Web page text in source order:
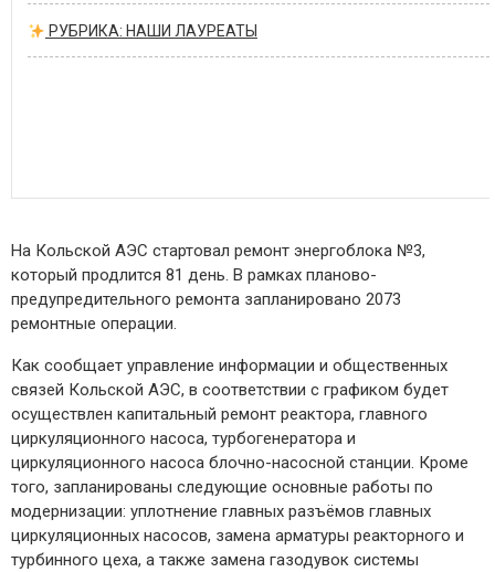
РУБРИКА: НАШИ ЛАУРЕАТЫ
На Кольской АЭС стартовал ремонт энергоблока №3,
который продлится 81 день. В рамках планово-
предупредительного ремонта запланировано 2073
ремонтные операции.
Как сообщает управление информации и общественных
связей Кольской АЭС, в соответствии с графиком будет
осуществлен капитальный ремонт реактора, главного
циркуляционного насоса, турбогенератора и
циркуляционного насоса блочно-насосной станции. Кроме
того, запланированы следующие основные работы по
модернизации: уплотнение главных разъёмов главных
циркуляционных насосов, замена арматуры реакторного и
турбинного цеха, а также замена газодувок системы